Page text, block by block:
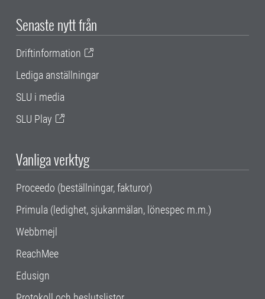
Senaste nytt från
Driftinformation
Lediga anställningar
SLU i media
SLU Play
Vanliga verktyg
Proceedo (beställningar, fakturor)
Primula (ledighet, sjukanmälan, lönespec m.m.)
Webbmejl
ReachMee
Edusign